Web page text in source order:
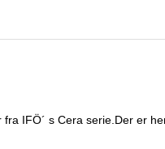
IFÖ´ s Cera serie.Der er